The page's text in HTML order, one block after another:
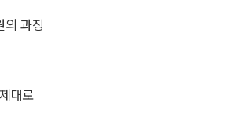
의 과징
대로